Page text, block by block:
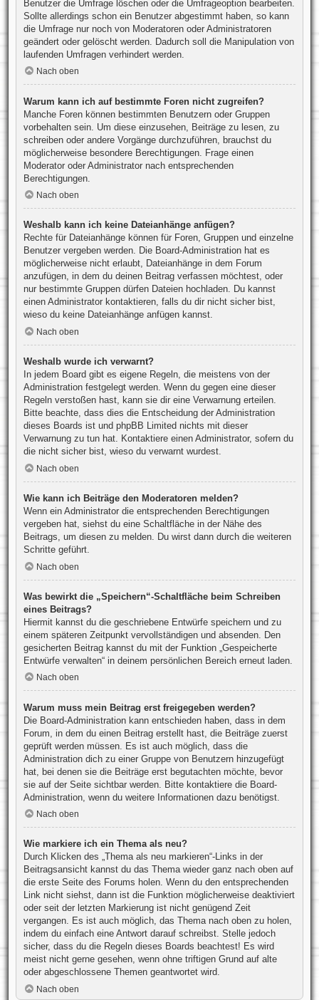
Benutzer die Umfrage löschen oder die Umfrageoption bearbeiten.
Sollte allerdings schon ein Benutzer abgestimmt haben, so kann
die Umfrage nur noch von Moderatoren oder Administratoren
geändert oder gelöscht werden. Dadurch soll die Manipulation von
laufenden Umfragen verhindert werden.
Nach oben
Warum kann ich auf bestimmte Foren nicht zugreifen?
Manche Foren können bestimmten Benutzern oder Gruppen
vorbehalten sein. Um diese einzusehen, Beiträge zu lesen, zu
schreiben oder andere Vorgänge durchzuführen, brauchst du
möglicherweise besondere Berechtigungen. Frage einen
Moderator oder Administrator nach entsprechenden
Berechtigungen.
Nach oben
Weshalb kann ich keine Dateianhänge anfügen?
Rechte für Dateianhänge können für Foren, Gruppen und einzelne
Benutzer vergeben werden. Die Board-Administration hat es
möglicherweise nicht erlaubt, Dateianhänge in dem Forum
anzufügen, in dem du deinen Beitrag verfassen möchtest, oder
nur bestimmte Gruppen dürfen Dateien hochladen. Du kannst
einen Administrator kontaktieren, falls du dir nicht sicher bist,
wieso du keine Dateianhänge anfügen kannst.
Nach oben
Weshalb wurde ich verwarnt?
In jedem Board gibt es eigene Regeln, die meistens von der
Administration festgelegt werden. Wenn du gegen eine dieser
Regeln verstoßen hast, kann sie dir eine Verwarnung erteilen.
Bitte beachte, dass dies die Entscheidung der Administration
dieses Boards ist und phpBB Limited nichts mit dieser
Verwarnung zu tun hat. Kontaktiere einen Administrator, sofern du
die nicht sicher bist, wieso du verwarnt wurdest.
Nach oben
Wie kann ich Beiträge den Moderatoren melden?
Wenn ein Administrator die entsprechenden Berechtigungen
vergeben hat, siehst du eine Schaltfläche in der Nähe des
Beitrags, um diesen zu melden. Du wirst dann durch die weiteren
Schritte geführt.
Nach oben
Was bewirkt die „Speichern“-Schaltfläche beim Schreiben
eines Beitrags?
Hiermit kannst du die geschriebene Entwürfe speichern und zu
einem späteren Zeitpunkt vervollständigen und absenden. Den
gesicherten Beitrag kannst du mit der Funktion „Gespeicherte
Entwürfe verwalten“ in deinem persönlichen Bereich erneut laden.
Nach oben
Warum muss mein Beitrag erst freigegeben werden?
Die Board-Administration kann entschieden haben, dass in dem
Forum, in dem du einen Beitrag erstellt hast, die Beiträge zuerst
geprüft werden müssen. Es ist auch möglich, dass die
Administration dich zu einer Gruppe von Benutzern hinzugefügt
hat, bei denen sie die Beiträge erst begutachten möchte, bevor
sie auf der Seite sichtbar werden. Bitte kontaktiere die Board-
Administration, wenn du weitere Informationen dazu benötigst.
Nach oben
Wie markiere ich ein Thema als neu?
Durch Klicken des „Thema als neu markieren“-Links in der
Beitragsansicht kannst du das Thema wieder ganz nach oben auf
die erste Seite des Forums holen. Wenn du den entsprechenden
Link nicht siehst, dann ist die Funktion möglicherweise deaktiviert
oder seit der letzten Markierung ist nicht genügend Zeit
vergangen. Es ist auch möglich, das Thema nach oben zu holen,
indem du einfach eine Antwort darauf schreibst. Stelle jedoch
sicher, dass du die Regeln dieses Boards beachtest! Es wird
meist nicht gerne gesehen, wenn ohne triftigen Grund auf alte
oder abgeschlossene Themen geantwortet wird.
Nach oben